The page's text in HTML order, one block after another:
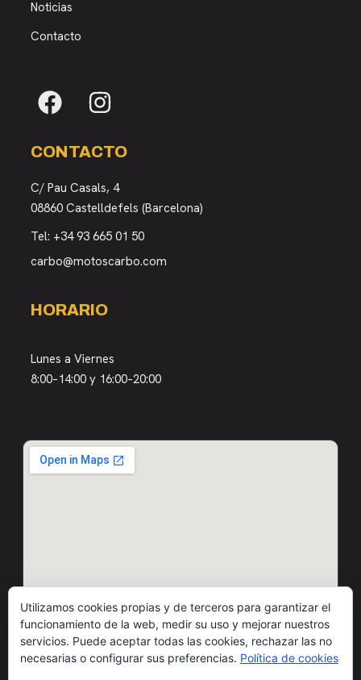
Noticias
Contacto
CONTACTO
C/ Pau Casals, 4
08860 Castelldefels (Barcelona)
Tel: +34 93 665 01 50
carbo@motoscarbo.com
HORARIO
Lunes a Viernes
8:00–14:00 y 16:00–20:00
Utilizamos cookies propias y de terceros para garantizar el
funcionamiento de la web, medir su uso y mejorar nuestros
servicios. Puede aceptar todas las cookies, rechazar las no
necesarias o configurar sus preferencias. Política de cookies